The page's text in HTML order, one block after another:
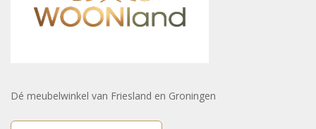
Dé meubelwinkel van Friesland en Groningen